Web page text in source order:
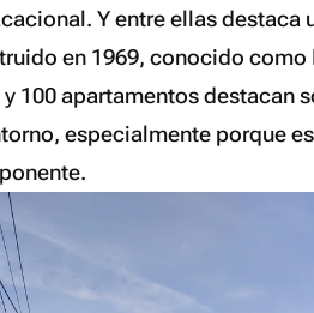
Y entre ellas destaca
en 1969, conocido como
100 apartamentos destacan
especialmente porque